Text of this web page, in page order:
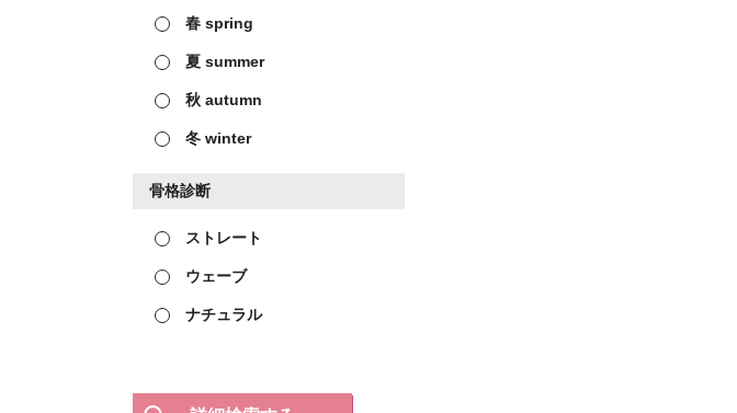
春 spring
夏 summer
秋 autumn
冬 winter
骨格診断
ストレート
ウェーブ
ナチュラル